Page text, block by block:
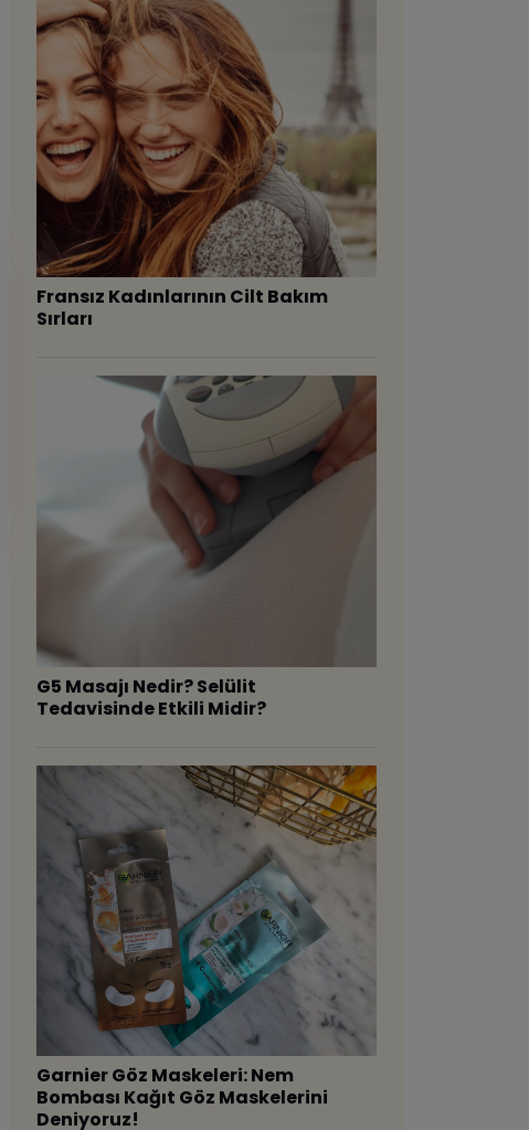
Fransız Kadınlarının Cilt Bakım
Sırları
G5 Masajı Nedir? Selülit
Tedavisinde Etkili Midir?
Garnier Göz Maskeleri: Nem
Bombası Kağıt Göz Maskelerini
Deniyoruz!